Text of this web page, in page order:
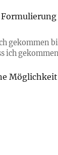
gekommen
ich